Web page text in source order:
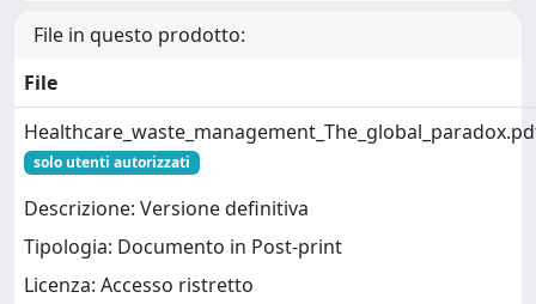
File in questo prodotto:
File
solo utenti autorizzati
Descrizione: Versione definitiva
Tipologia: Documento in Post-print
Licenza: Accesso ristretto